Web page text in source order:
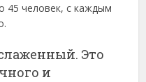
45 человек, с каждым
Это
и